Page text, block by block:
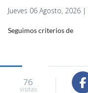
Jueves 06 Agosto, 2026 |
Seguimos criterios de
76
visitas